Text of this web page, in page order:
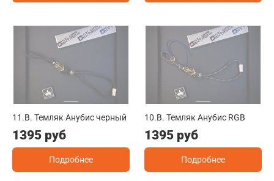
11.B. Темляк Анубис черный
1395 руб
Подробнее
10.B. Темляк Анубис RGB
1395 руб
Подробнее